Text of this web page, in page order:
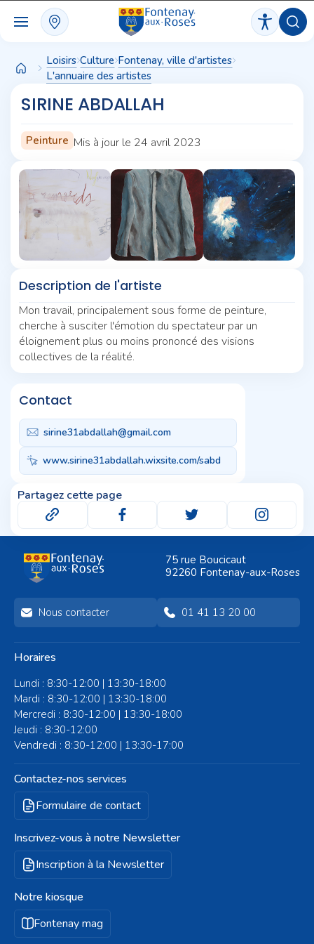
Loisirs Culture Fontenay, ville d'artistes
L'annuaire des artistes
SIRINE ABDALLAH
Peinture Mis à jour le 24 avril 2023
Description de l'artiste
Mon travail, principalement sous forme de peinture,
cherche à susciter l'émotion du spectateur par un
éloignement plus ou moins prononcé des visions
collectives de la réalité.
Contact
sirine31abdallah@gmail.com
www.sirine31abdallah.wixsite.com/sabd
Partagez cette page
75 rue Boucicaut
92260 Fontenay-aux-Roses
Nous contacter 01 41 13 20 00
Horaires
Lundi : 8:30-12:00 | 13:30-18:00
Mardi : 8:30-12:00 | 13:30-18:00
Mercredi : 8:30-12:00 | 13:30-18:00
Jeudi : 8:30-12:00
Vendredi : 8:30-12:00 | 13:30-17:00
Contactez-nos services
Formulaire de contact
Inscrivez-vous à notre Newsletter
Inscription à la Newsletter
Notre kiosque
Fontenay mag
Panneau de gestion des cookies